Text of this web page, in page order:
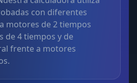
con diferentes
motores de 2 tiempos
de 4 tiempos y de
frente a motores